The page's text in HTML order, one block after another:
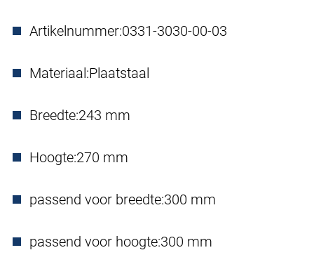
Artikelnummer:0331-3030-00-03
Materiaal:Plaatstaal
Breedte:243 mm
Hoogte:270 mm
passend voor breedte:300 mm
passend voor hoogte:300 mm